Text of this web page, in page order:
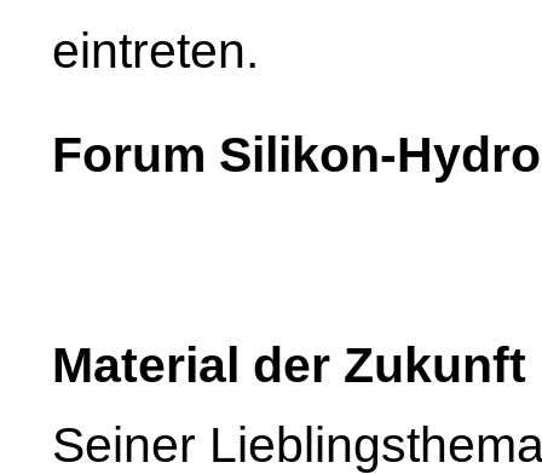
eintreten.
Forum Silikon-
Material der Zukunft
Seiner